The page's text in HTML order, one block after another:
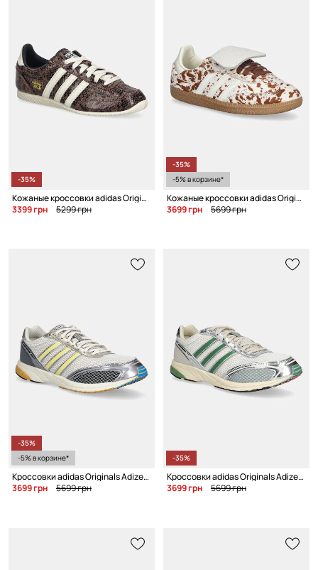
-35%
Кожаные кроссовки adidas Originals Japan W
3399 грн
5299 грн
-35%
-5% в корзине*
Кожаные кроссовки adidas Originals Samba LT W
3699 грн
5699 грн
-35%
-5% в корзине*
Кроссовки adidas Originals Adizero Adios OG
3699 грн
5699 грн
-35%
Кроссовки adidas Originals Adizero Adios OG
3699 грн
5699 грн